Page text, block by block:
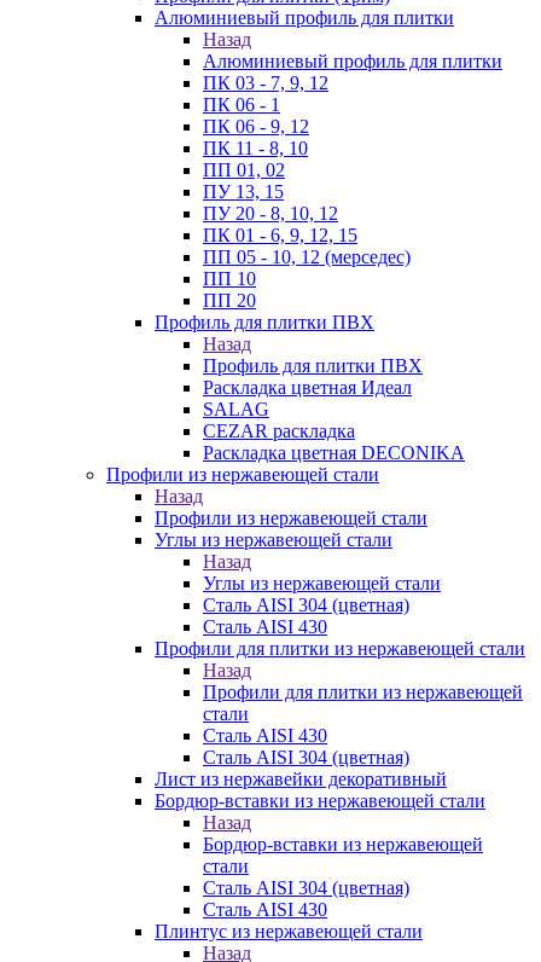
Алюминиевый профиль для плитки
Назад
Алюминиевый профиль для плитки
ПК 03 - 7, 9, 12
ПК 06 - 1
ПК 06 - 9, 12
ПК 11 - 8, 10
ПП 01, 02
ПУ 13, 15
ПУ 20 - 8, 10, 12
ПК 01 - 6, 9, 12, 15
ПП 05 - 10, 12 (мерседес)
ПП 10
ПП 20
Профиль для плитки ПВХ
Назад
Профиль для плитки ПВХ
Раскладка цветная Идеал
SALAG
CEZAR раскладка
Раскладка цветная DECONIKA
Профили из нержавеющей стали
Назад
Профили из нержавеющей стали
Углы из нержавеющей стали
Назад
Углы из нержавеющей стали
Сталь AISI 304 (цветная)
Сталь AISI 430
Профили для плитки из нержавеющей стали
Назад
Профили для плитки из нержавеющей
стали
Сталь AISI 430
Сталь AISI 304 (цветная)
Лист из нержавейки декоративный
Бордюр-вставки из нержавеющей стали
Назад
Бордюр-вставки из нержавеющей
стали
Сталь AISI 304 (цветная)
Сталь AISI 430
Плинтус из нержавеющей стали
Назад